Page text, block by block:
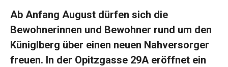
Ab Anfang August dürfen sich die
Bewohnerinnen und Bewohner rund um den
Küniglberg über einen neuen Nahversorger
freuen. In der Opitzgasse 29A eröffnet ein